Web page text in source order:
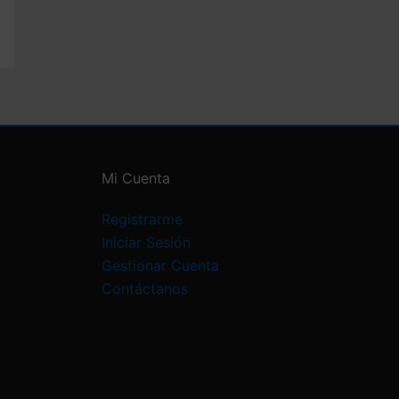
Mi Cuenta
Registrarme
Iniciar Sesión
Gestionar Cuenta
Contáctanos